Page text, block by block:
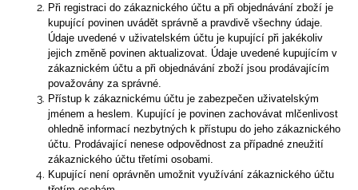
Při registraci do zákaznického účtu a při objednávání zboží je
kupující povinen uvádět správně a pravdivě všechny údaje.
Údaje uvedené v uživatelském účtu je kupující při jakékoliv
jejich změně povinen aktualizovat. Údaje uvedené kupujícím v
zákaznickém účtu a při objednávání zboží jsou prodávajícím
považovány za správné.
Přístup k zákaznickému účtu je zabezpečen uživatelským
jménem a heslem. Kupující je povinen zachovávat mlčenlivost
ohledně informací nezbytných k přístupu do jeho zákaznického
účtu. Prodávající nenese odpovědnost za případné zneužití
zákaznického účtu třetími osobami.
Kupující není oprávněn umožnit využívání zákaznického účtu